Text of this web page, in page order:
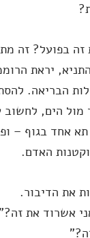
בפועל? זה
יראת
הבריאה.
מול הים, לחשוב
אחד בגוף –
האדם.
את הדיבור.
אשרוד את